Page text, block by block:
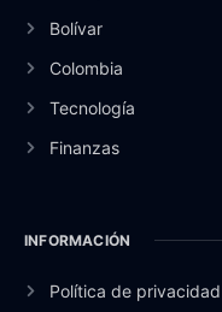
Bolívar
Colombia
Tecnología
Finanzas
INFORMACIÓN
Política de privacidad